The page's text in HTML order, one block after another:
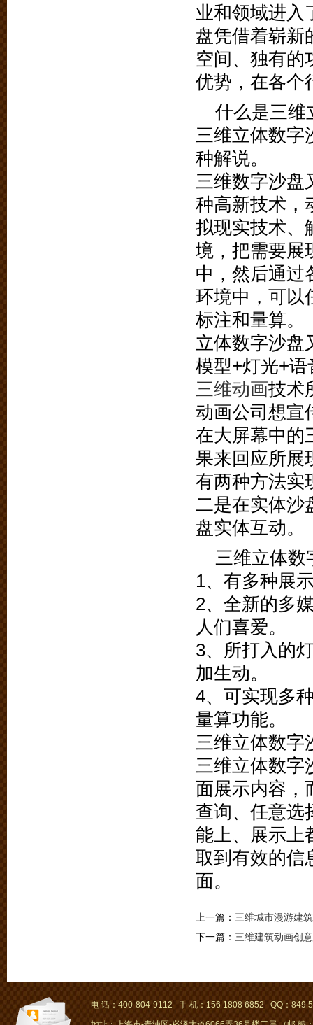
业和领域进入
盘凭借着崭新
空间、独有的
优势，在各个
什么是三维
三维立体数字
种解说。
三维数字沙盘
种高新技术，
拟现实技术、
境，把需要展
中，然后通过
环境中，可以
标注和量算。
立体数字沙盘
模型+灯光+
三维动画技术
动画公司想宣
在大屏幕中的
果来回应所展
有两种方法实
二是在实体沙
盘实体互动。
三维立体数
1、有多种展
2、全新的多
人们喜爱。
3、所打入的
加生动。
4、可实现多
量算功能。
三维立体数字
三维立体数字
面展示内容，
查询、任意选
能上、展示上
取到有效的信
面。
上一篇： 三维城市漫游建
下一篇： 三维建筑动画创
电 话：400-804-9112 手 机：156 1808 6852 QQ：849